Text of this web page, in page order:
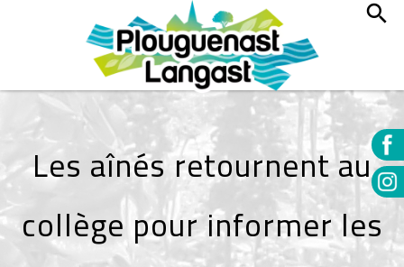
Les aînés retournent au
collège pour informer les